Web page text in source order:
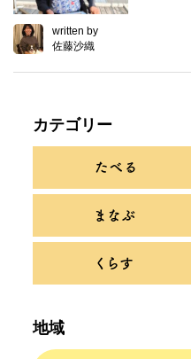
written by
佐藤沙織
カテゴリー
地域